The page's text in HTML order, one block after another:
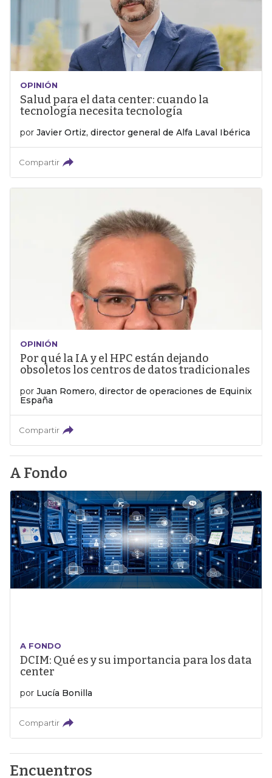
OPINIÓN
Salud para el data center: cuando la
tecnología necesita tecnología
por Javier Ortiz, director general de Alfa Laval Ibérica
Compartir
OPINIÓN
Por qué la IA y el HPC están dejando
obsoletos los centros de datos tradicionales
por Juan Romero, director de operaciones de Equinix
España
Compartir
A Fondo
A FONDO
DCIM: Qué es y su importancia para los data
center
por Lucía Bonilla
Compartir
Encuentros